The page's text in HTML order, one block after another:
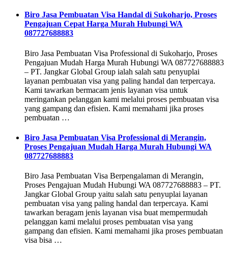
Biro Jasa Pembuatan Visa Handal di Sukoharjo, Proses
Pengajuan Cepat Harga Murah Hubungi WA
087727688883
Biro Jasa Pembuatan Visa Professional di Sukoharjo, Proses
Pengajuan Mudah Harga Murah Hubungi WA 087727688883
– PT. Jangkar Global Group ialah salah satu penyuplai
layanan pembuatan visa yang paling handal dan terpercaya.
Kami tawarkan bermacam jenis layanan visa untuk
meringankan pelanggan kami melalui proses pembuatan visa
yang gampang dan efisien. Kami memahami jika proses
pembuatan …
Biro Jasa Pembuatan Visa Professional di Merangin,
Proses Pengajuan Mudah Harga Murah Hubungi WA
087727688883
Biro Jasa Pembuatan Visa Berpengalaman di Merangin,
Proses Pengajuan Mudah Hubungi WA 087727688883 – PT.
Jangkar Global Group yaitu salah satu penyuplai layanan
pembuatan visa yang paling handal dan terpercaya. Kami
tawarkan beragam jenis layanan visa buat mempermudah
pelanggan kami melalui proses pembuatan visa yang
gampang dan efisien. Kami memahami jika proses pembuatan
visa bisa …